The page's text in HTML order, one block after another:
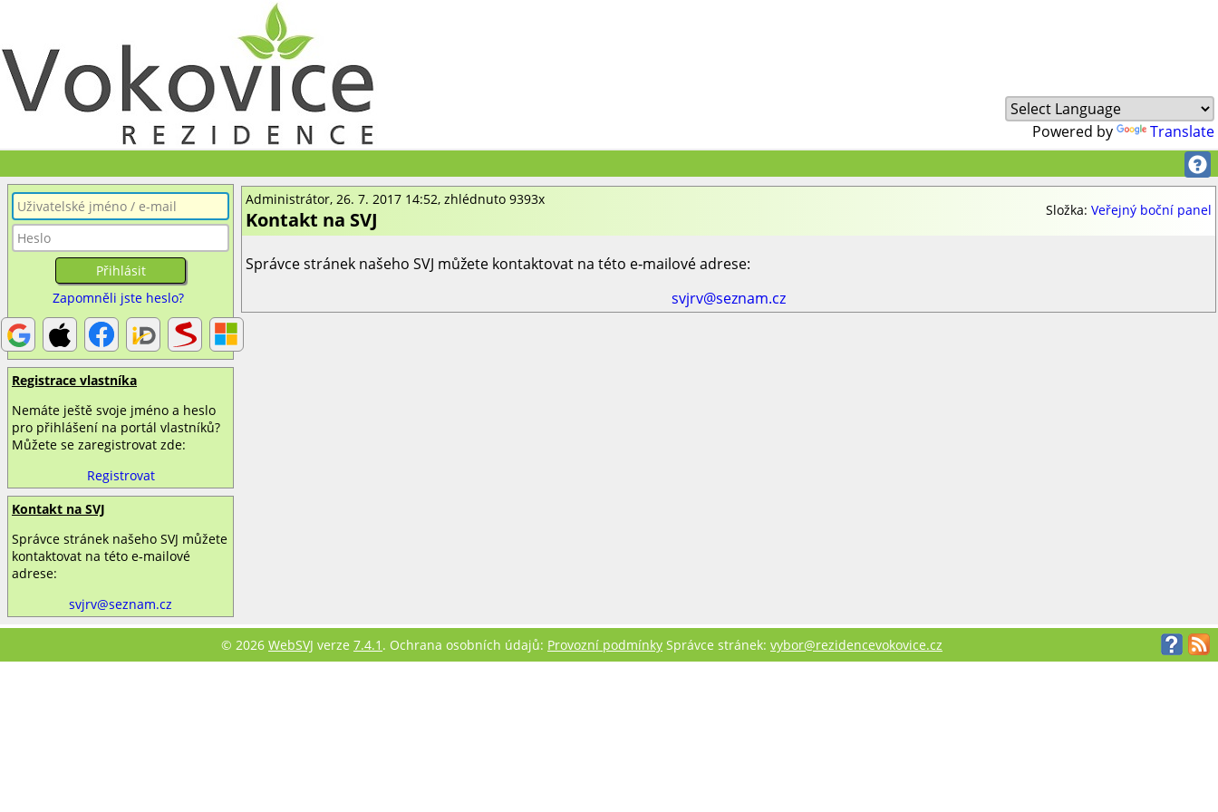
Powered by Translate

Zapomněli jste heslo?
Registrace vlastníka
Nemáte ještě svoje jméno a heslo
pro přihlášení na portál vlastníků?
Můžete se zaregistrovat zde:
Registrovat
Kontakt na SVJ
Správce stránek našeho SVJ můžete
kontaktovat na této e‑mailové
adrese:
svjrv@seznam.cz
Administrátor, 26. 7. 2017 14:52, zhlédnuto 9393x
Kontakt na SVJ Složka: Veřejný boční panel
Správce stránek našeho SVJ můžete kontaktovat na této e‑mailové adrese:
svjrv@seznam.cz
© 2026 WebSVJ verze 7.4.1 . Ochrana osobních údajů: Provozní podmínky Správce stránek: vybor@rezidencevokovice.cz